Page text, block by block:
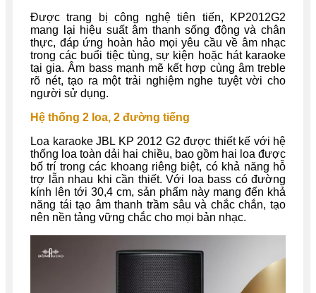
Được trang bị công nghệ tiên tiến, KP2012G2
mang lại hiệu suất âm thanh sống động và chân
thực, đáp ứng hoàn hảo mọi yêu cầu về âm nhạc
trong các buổi tiệc tùng, sự kiện hoặc hát karaoke
tại gia. Âm bass mạnh mẽ kết hợp cùng âm treble
rõ nét, tạo ra một trải nghiệm nghe tuyệt vời cho
người sử dụng.
Hệ thống 2 loa, 2 đường tiếng
Loa karaoke JBL KP 2012 G2 được thiết kế với hệ
thống loa toàn dải hai chiều, bao gồm hai loa được
bố trí trong các khoang riêng biệt, có khả năng hỗ
trợ lẫn nhau khi cần thiết. Với loa bass có đường
kính lên tới 30,4 cm, sản phẩm này mang đến khả
năng tái tạo âm thanh trầm sâu và chắc chắn, tạo
nên nền tảng vững chắc cho mọi bản nhạc.